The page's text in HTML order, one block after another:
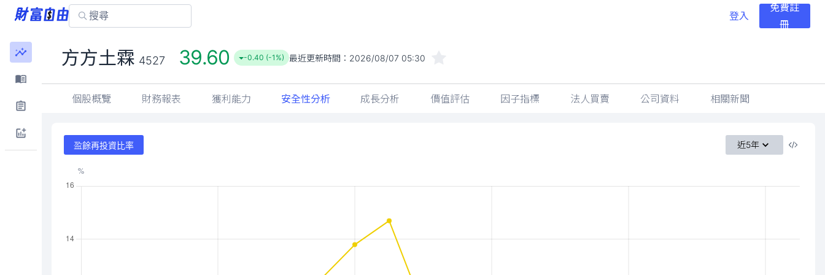
登入
免費註
冊
方方土霖 4527 39.60 -0.40 (-1%) 最近更新時間： 2026/08/07 05:30
個股概覽 財務報表 獲利能力 安全性分析 成長分析 價值評估 因子指標 法人買賣 公司資料 相關新聞
盈餘再投資比率 近5年